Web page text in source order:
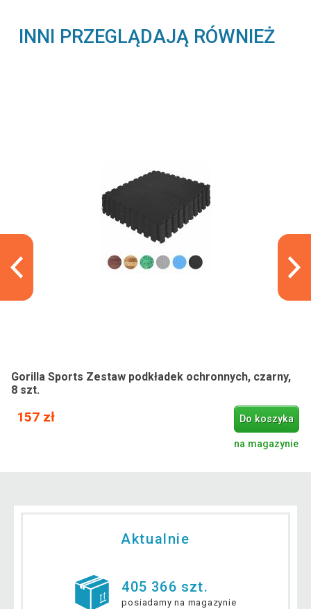
INNI PRZEGLĄDAJĄ RÓWNIEŻ
Gorilla Sports Zestaw podkładek ochronnych, czarny,
8 szt.
157 zł Do koszyka
na magazynie
Aktualnie
405 366 szt.
posiadamy na magazynie